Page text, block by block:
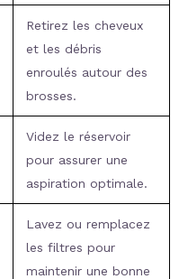
Retirez les cheveux
et les débris
enroulés autour des
brosses.
Videz le réservoir
pour assurer une
aspiration optimale.
Lavez ou remplacez
les filtres pour
maintenir une bonne